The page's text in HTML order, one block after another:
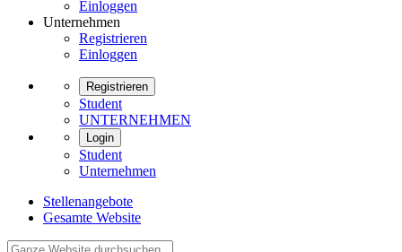
Einloggen
Unternehmen
Registrieren
Einloggen
Registrieren
Student
UNTERNEHMEN
Login
Student
Unternehmen
Stellenangebote
Gesamte Website